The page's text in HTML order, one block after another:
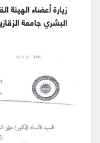
زيارة أعضاء الهيئة
البشري جامعة